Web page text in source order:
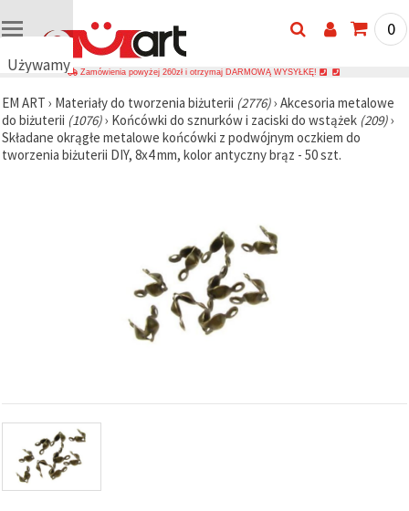
Używamy
cookie
🍪
Używamy
plików
ruch i
wyświetlać
bardziej
trafne treści
oraz
reklamy,
również
0
Zamówienia powyżej 260zł i otrzymaj DARMOWĄ WYSYŁKĘ!
EM ART › Materiały do tworzenia biżuterii (2776)› Akcesoria metalowe
do biżuterii (1076)› Końcówki do sznurków i zaciski do wstążek (209)›
Składane okrągłe metalowe końcówki z podwójnym oczkiem do
tworzenia biżuterii DIY, 8x4 mm, kolor antyczny brąz - 50 szt.